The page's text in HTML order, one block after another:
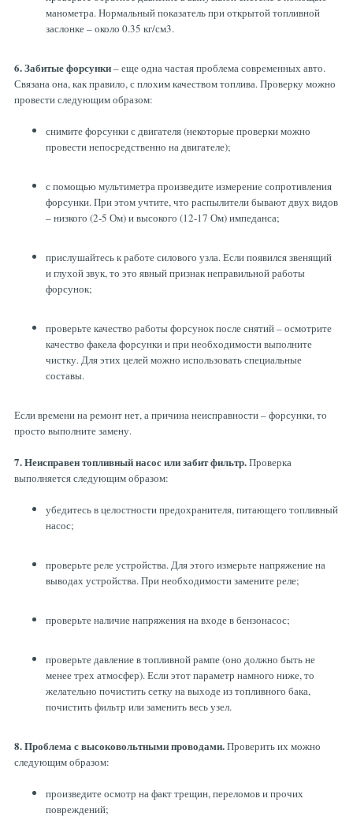
манометра. Нормальный показатель при открытой топливной
заслонке – около 0.35 кг/см3.
6. Забитые форсунки– еще одна частая проблема современных авто.
Связана она, как правило, с плохим качеством топлива. Проверку можно
провести следующим образом:
снимите форсунки с двигателя (некоторые проверки можно
провести непосредственно на двигателе);
с помощью мультиметра произведите измерение сопротивления
форсунки. При этом учтите, что распылители бывают двух видов
– низкого (2-5 Ом) и высокого (12-17 Ом) импеданса;
прислушайтесь к работе силового узла. Если появился звенящий
и глухой звук, то это явный признак неправильной работы
форсунок;
проверьте качество работы форсунок после снятий – осмотрите
качество факела форсунки и при необходимости выполните
чистку. Для этих целей можно использовать специальные
составы.
Если времени на ремонт нет, а причина неисправности – форсунки, то
просто выполните замену.
7. Неисправен топливный насос или забит фильтр.Проверка
выполняется следующим образом:
убедитесь в целостности предохранителя, питающего топливный
насос;
проверьте реле устройства. Для этого измерьте напряжение на
выводах устройства. При необходимости замените реле;
проверьте наличие напряжения на входе в бензонасос;
проверьте давление в топливной рампе (оно должно быть не
менее трех атмосфер). Если этот параметр намного ниже, то
желательно почистить сетку на выходе из топливного бака,
почистить фильтр или заменить весь узел.
8. Проблема с высоковольтными проводами.Проверить их можно
следующим образом:
произведите осмотр на факт трещин, переломов и прочих
повреждений;